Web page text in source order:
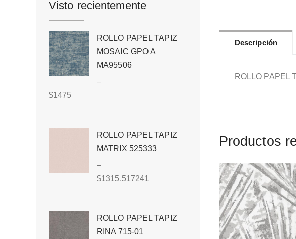
Descripción
ROLLO PAPEL
Productos
Visto recientemente
ROLLO PAPEL TAPIZ
MOSAIC GPO A
MA95506
–
$1475
ROLLO PAPEL TAPIZ
MATRIX 525333
–
$1315.517241
ROLLO PAPEL TAPIZ
RINA 715-01